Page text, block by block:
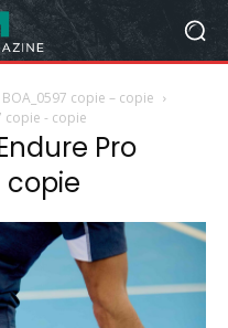
copie – copie
copie - copie
Pro
copie